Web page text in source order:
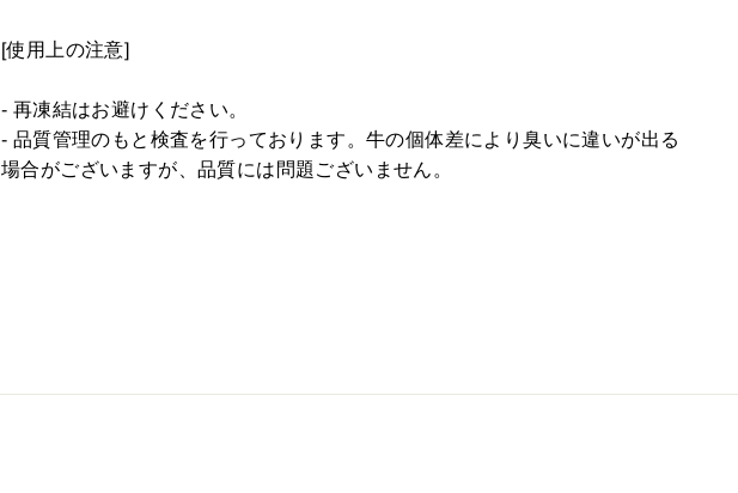
[使用上の注意]
- 再凍結はお避けください。
- 品質管理のもと検査を行っております。牛の個体差により臭いに違いが出る
場合がございますが、品質には問題ございません。